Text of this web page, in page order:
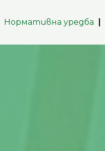
Нормативна уредба